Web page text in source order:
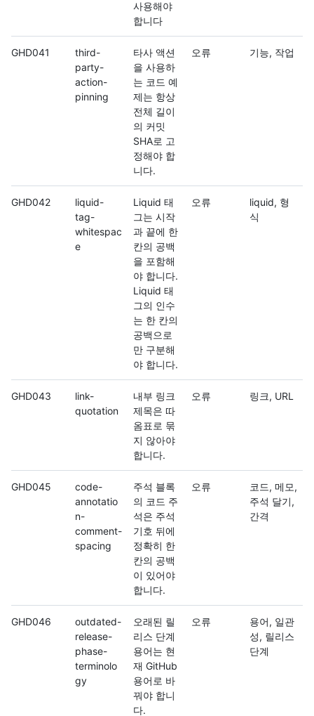
사용해야
합니다
GHD041
third-
party-
action-
pinning
타사 액션
을 사용하
는 코드 예
제는 항상
전체 길이
의 커밋
SHA로 고
정해야 합
니다.
오류 기능, 작업
GHD042
liquid-
tag-
whitespac
e
Liquid 태
그는 시작
과 끝에 한
칸의 공백
을 포함해
야 합니다.
Liquid 태
그의 인수
는 한 칸의
공백으로
만 구분해
야 합니다.
오류
liquid, 형
식
GHD043
link-
quotation
내부 링크
제목은 따
옴표로 묶
지 않아야
합니다.
오류 링크, URL
GHD045
code-
annotatio
n-
comment-
spacing
주석 블록
의 코드 주
석은 주석
기호 뒤에
정확히 한
칸의 공백
이 있어야
합니다.
오류
코드, 메모,
주석 달기,
간격
GHD046
outdated-
release-
phase-
terminolo
gy
오래된 릴
리스 단계
용어는 현
재 GitHub
용어로 바
꿔야 합니
다.
오류
용어, 일관
성, 릴리스
단계